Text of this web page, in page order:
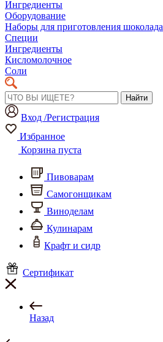
Ингредиенты
Оборудование
Наборы для приготовления шоколада
Специи
Ингредиенты
Кисломолочное
Соли
Найти
Вход /Регистрация
Избранное
Корзина пуста
Пивоварам
Самогонщикам
Виноделам
Кулинарам
Крафт и сидр
Сертификат
Назад